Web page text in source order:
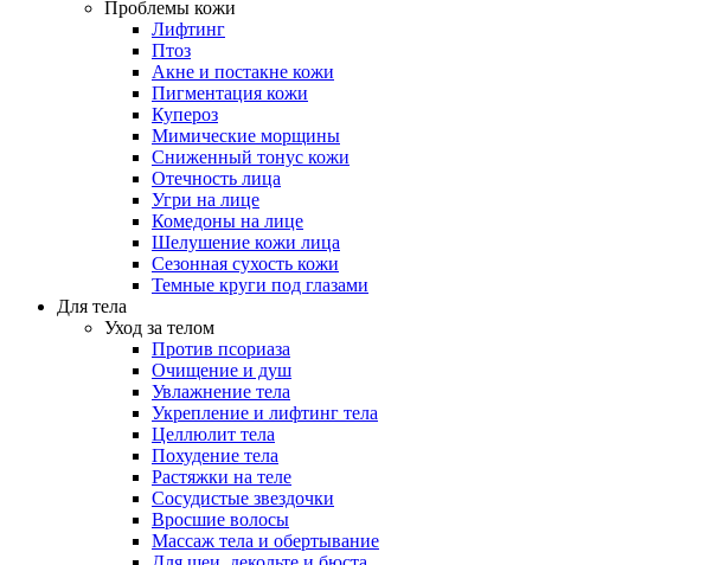
Проблемы кожи
Лифтинг
Птоз
Акне и постакне кожи
Пигментация кожи
Купероз
Мимические морщины
Сниженный тонус кожи
Отечность лица
Угри на лице
Комедоны на лице
Шелушение кожи лица
Сезонная сухость кожи
Темные круги под глазами
Для тела
Уход за телом
Против псориаза
Очищение и душ
Увлажнение тела
Укрепление и лифтинг тела
Целлюлит тела
Похудение тела
Растяжки на теле
Сосудистые звездочки
Вросшие волосы
Массаж тела и обертывание